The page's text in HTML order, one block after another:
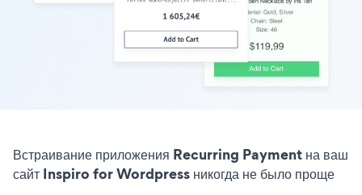
Встраивание приложения Recurring Payment на ваш
сайт Inspiro for Wordpress никогда не было проще